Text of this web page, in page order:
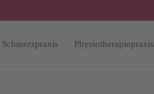
Schmerzpraxis Physiotherapiepraxis